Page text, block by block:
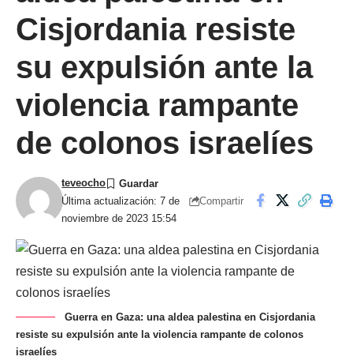
Cisjordania resiste
su expulsión ante la
violencia rampante
de colonos israelíes
Última actualización: 7 de
noviembre de 2023 15:54
teveocho
Compartir
Guerra en Gaza: una aldea palestina en Cisjordania
resiste su expulsión ante la violencia rampante de colonos
israelíes